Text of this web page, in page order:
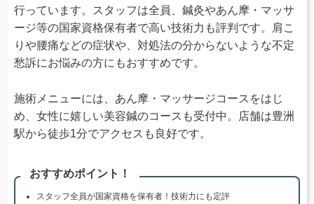
行っています。スタッフは全員、鍼灸やあん摩・マッサ
ージ等の国家資格保有者で高い技術力も評判です。肩こ
りや腰痛などの症状や、対処法の分からないような不定
愁訴にお悩みの方にもおすすめです。
施術メニューには、あん摩・マッサージコースをはじ
め、女性に嬉しい美容鍼のコースも受付中。店舗は豊洲
駅から徒歩1分でアクセスも良好です。
おすすめポイント！
スタッフ全員が国家資格を保有者！技術力にも定評